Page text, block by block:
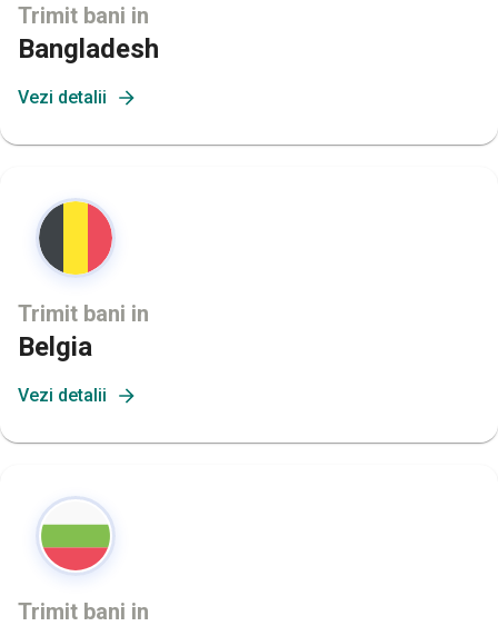
Trimit bani in
Bangladesh
Vezi detalii
Trimit bani in
Belgia
Vezi detalii
Trimit bani in